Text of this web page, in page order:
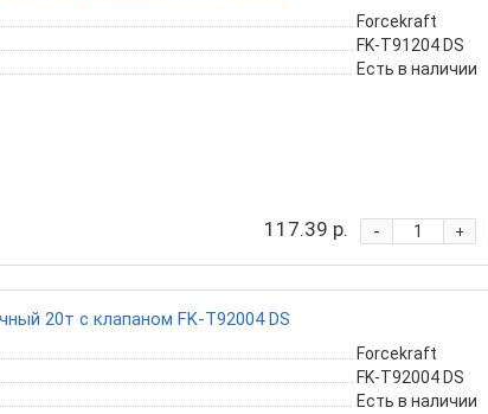
Forcekraft
FK-T91204 DS
Есть в наличии
117.39 р. +
-
20т с клапаном FK-T92004 DS
Forcekraft
FK-T92004 DS
Есть в наличии